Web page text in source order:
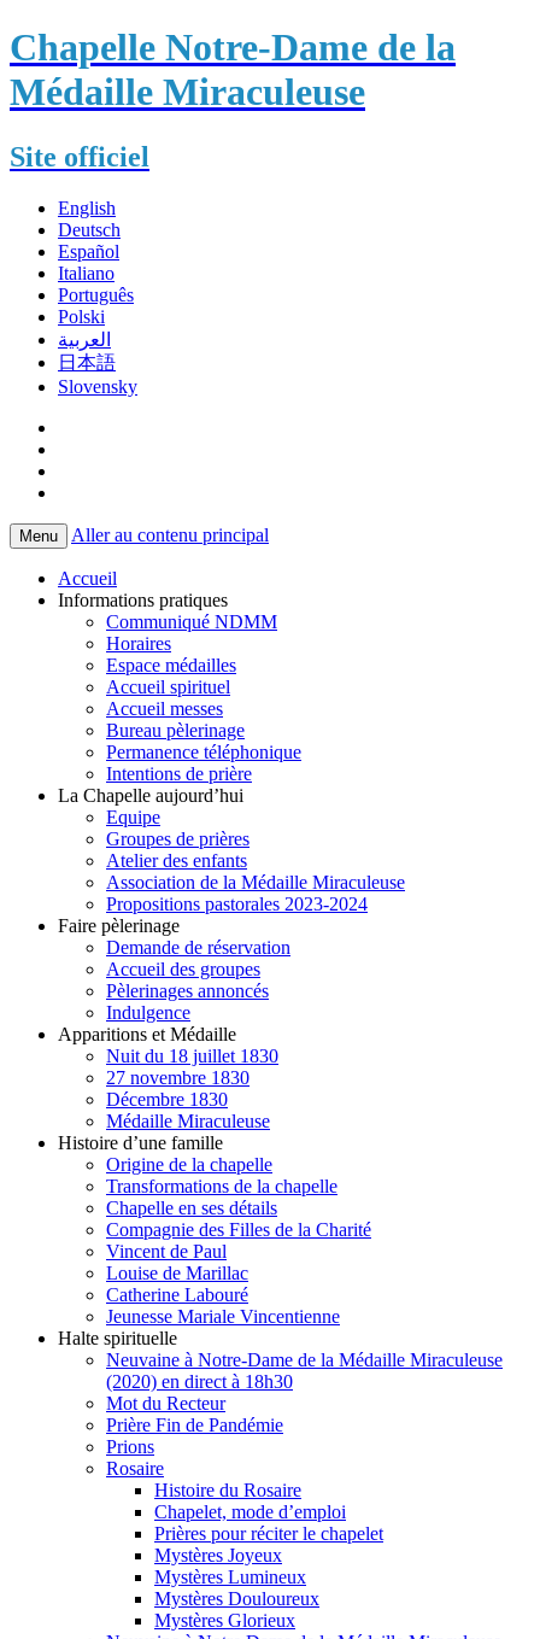
Chapelle Notre-Dame de la
Médaille Miraculeuse
Site officiel
English
Deutsch
Español
Italiano
Português
Polski
العربية
日本語
Slovensky
Menu Aller au contenu principal
Accueil
Informations pratiques
Communiqué NDMM
Horaires
Espace médailles
Accueil spirituel
Accueil messes
Bureau pèlerinage
Permanence téléphonique
Intentions de prière
La Chapelle aujourd’hui
Equipe
Groupes de prières
Atelier des enfants
Association de la Médaille Miraculeuse
Propositions pastorales 2023-2024
Faire pèlerinage
Demande de réservation
Accueil des groupes
Pèlerinages annoncés
Indulgence
Apparitions et Médaille
Nuit du 18 juillet 1830
27 novembre 1830
Décembre 1830
Médaille Miraculeuse
Histoire d’une famille
Origine de la chapelle
Transformations de la chapelle
Chapelle en ses détails
Compagnie des Filles de la Charité
Vincent de Paul
Louise de Marillac
Catherine Labouré
Jeunesse Mariale Vincentienne
Halte spirituelle
Neuvaine à Notre-Dame de la Médaille Miraculeuse
(2020) en direct à 18h30
Mot du Recteur
Prière Fin de Pandémie
Prions
Rosaire
Histoire du Rosaire
Chapelet, mode d’emploi
Prières pour réciter le chapelet
Mystères Joyeux
Mystères Lumineux
Mystères Douloureux
Mystères Glorieux